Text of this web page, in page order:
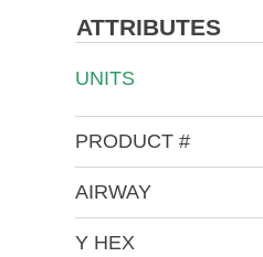
ATTRIBUTES
UNITS
PRODUCT #
AIRWAY
Y HEX